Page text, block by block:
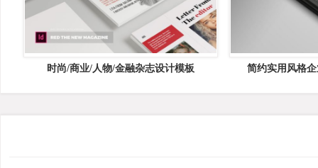
时尚/商业/人物/金融杂志设计模板 简约实用风格